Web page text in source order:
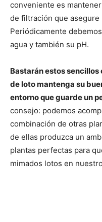
conveniente es
de filtración que asegure
Periódicamente
agua y también su pH.
Bastarán estos
de loto mantenga su
entorno que guarde un
consejo: podemos
combinación de otras
de ellas produzca un
plantas perfectas para
mimados lotos en